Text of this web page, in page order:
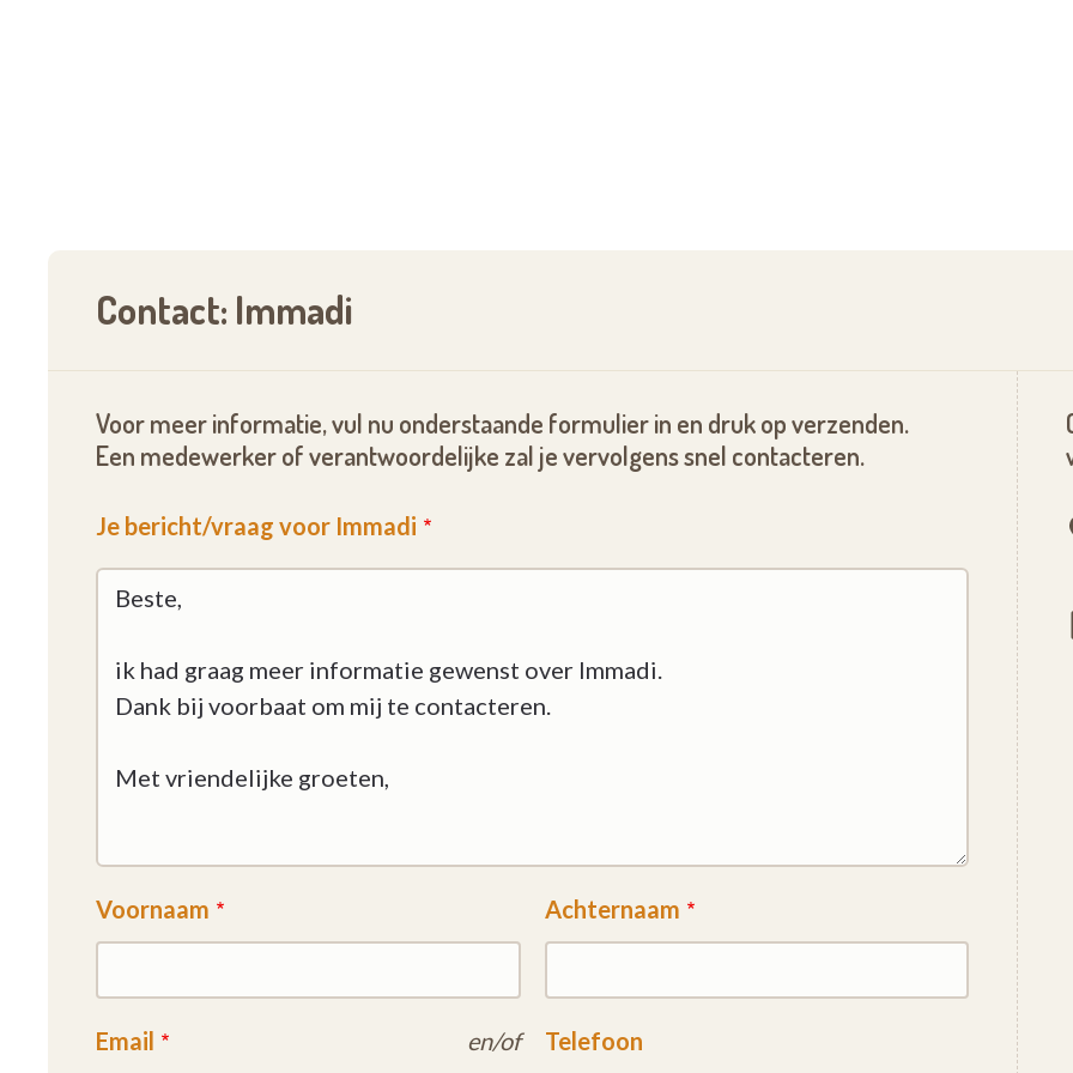
Contact: Immadi
Voor meer informatie, vul nu onderstaande formulier in en druk op verzenden.
Een medewerker of verantwoordelijke zal je vervolgens snel contacteren.
Je bericht/vraag voor Immadi
Voornaam Achternaam
Email en/of Telefoon